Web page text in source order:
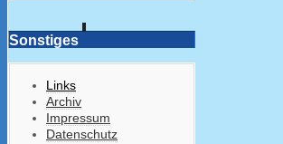
Sonstiges
Links
Archiv
Impressum
Datenschutz